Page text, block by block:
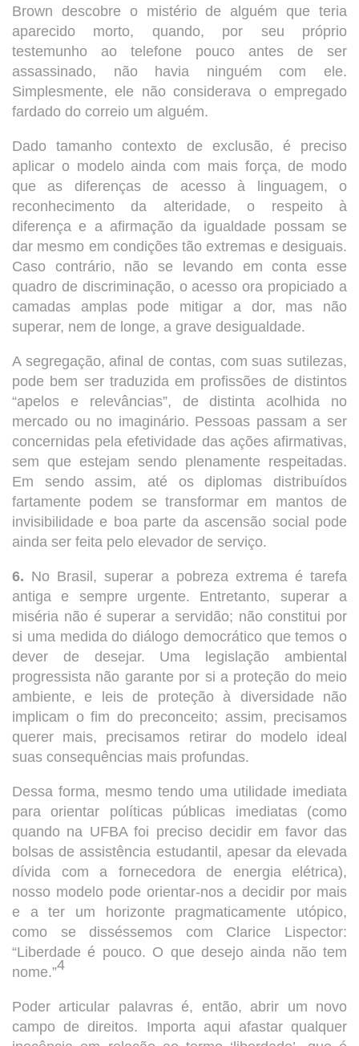
Brown descobre o mistério de alguém que teria
aparecido morto, quando, por seu próprio
testemunho ao telefone pouco antes de ser
assassinado, não havia ninguém com ele.
Simplesmente, ele não considerava o empregado
fardado do correio um alguém.
Dado tamanho contexto de exclusão, é preciso
aplicar o modelo ainda com mais força, de modo
que as diferenças de acesso à linguagem, o
reconhecimento da alteridade, o respeito à
diferença e a afirmação da igualdade possam se
dar mesmo em condições tão extremas e desiguais.
Caso contrário, não se levando em conta esse
quadro de discriminação, o acesso ora propiciado a
camadas amplas pode mitigar a dor, mas não
superar, nem de longe, a grave desigualdade.
A segregação, afinal de contas, com suas sutilezas,
pode bem ser traduzida em profissões de distintos
“apelos e relevâncias”, de distinta acolhida no
mercado ou no imaginário. Pessoas passam a ser
concernidas pela efetividade das ações afirmativas,
sem que estejam sendo plenamente respeitadas.
Em sendo assim, até os diplomas distribuídos
fartamente podem se transformar em mantos de
invisibilidade e boa parte da ascensão social pode
ainda ser feita pelo elevador de serviço.
6. No Brasil, superar a pobreza extrema é tarefa
antiga e sempre urgente. Entretanto, superar a
miséria não é superar a servidão; não constitui por
si uma medida do diálogo democrático que temos o
dever de desejar. Uma legislação ambiental
progressista não garante por si a proteção do meio
ambiente, e leis de proteção à diversidade não
implicam o fim do preconceito; assim, precisamos
querer mais, precisamos retirar do modelo ideal
suas consequências mais profundas.
Dessa forma, mesmo tendo uma utilidade imediata
para orientar políticas públicas imediatas (como
quando na UFBA foi preciso decidir em favor das
bolsas de assistência estudantil, apesar da elevada
dívida com a fornecedora de energia elétrica),
nosso modelo pode orientar-nos a decidir por mais
e a ter um horizonte pragmaticamente utópico,
como se disséssemos com Clarice Lispector:
“Liberdade é pouco. O que desejo ainda não tem
nome.”4
Poder articular palavras é, então, abrir um novo
campo de direitos. Importa aqui afastar qualquer